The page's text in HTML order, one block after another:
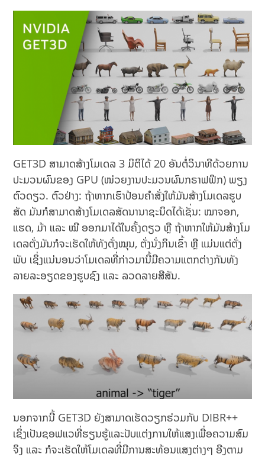
GET3D ສາມາດສ້າງໂມເດລ 3 ມິຕິໄດ້ 20 ອັນຕໍ່ວິນາທີດ້ວຍການ
ປະມວນຜົນຂອງ GPU (ໜ່ວຍງານປະມວນຜົນກຣາຟຟິກ) ພຽງ
ຕົວດຽວ. ຕົວຢ່າງ: ຖ້າຫາກເຮົາປ້ອນຄໍາສັ່ງໃຫ້ມັນສ້າງໂມເດລຮູບ
ສັດ ມັນກໍສາມາດສ້າງໂມເດລສັດນານາຊະນິດໄດ້ເຊັ່ນ: ໝາຈອກ,
ແຮດ, ມ້າ ແລະ ໝີ ອອກມາໄດ້ໃນຄັ້ງດຽວ ຫຼື ຖ້າຫາກໃຫ້ມັນສ້າງໂມ
ເດລຕັ່ງມັນກໍຈະເຮັດໃຫ້ທັງຕັ່ງໝຸນ, ຕັ່ງນັ່ງກິນເຂົ້າ ຫຼື ແມ່ນແຕ່ຕັ່ງ
ພັບ ເຊິ່ງແນ່ນອນວ່າໂມເດລທີ່ກ່າວມານີ້ມີຄວາມແຕກຕ່າງກັນທັງ
ລາຍລະອຽດຂອງຮູບຊົງ ແລະ ລວດລາຍສີສັນ.
ນອກຈາກນີ້ GET3D ຍັງສາມາດເຮັດວຽກຮ່ວມກັບ DIBR++
ເຊິ່ງເປັນຊອຟແວທີ່ຮຽນຮູ້ແລະປັບແຕ່ງການໃຫ້ແສງເພື່ອຄວາມສົມ
ຈິງ ແລະ ກໍຈະເຮັດໃຫ້ໂມເດລທີ່ມີການສະທ້ອນແສງຕ່າງໆ ອີງຕາມ